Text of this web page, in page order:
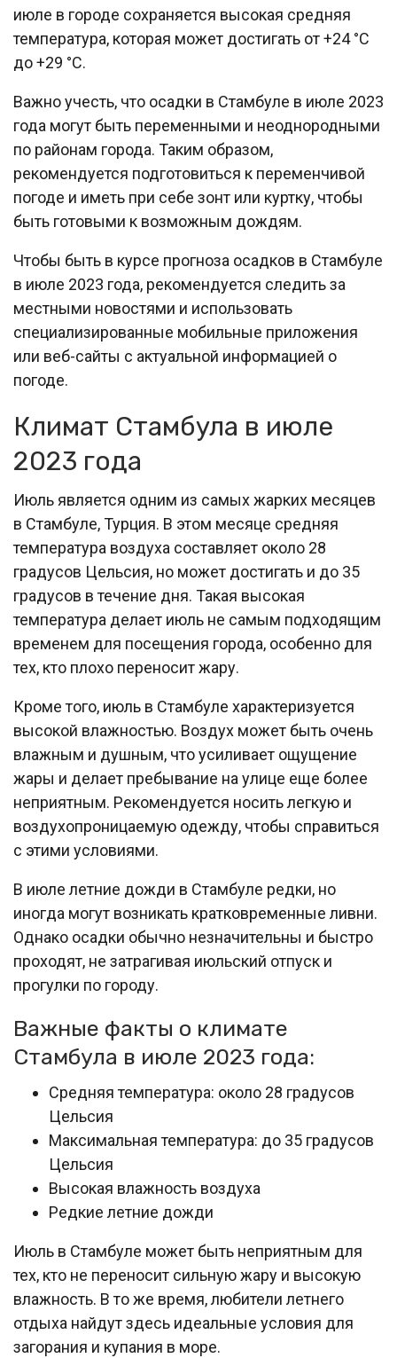
июле в городе сохраняется высокая средняя
температура, которая может достигать от +24 °C
до +29 °C.
Важно учесть, что осадки в Стамбуле в июле 2023
года могут быть переменными и неоднородными
по районам города. Таким образом,
рекомендуется подготовиться к переменчивой
погоде и иметь при себе зонт или куртку, чтобы
быть готовыми к возможным дождям.
Чтобы быть в курсе прогноза осадков в Стамбуле
в июле 2023 года, рекомендуется следить за
местными новостями и использовать
специализированные мобильные приложения
или веб-сайты с актуальной информацией о
погоде.
Климат Стамбула в июле
2023 года
Июль является одним из самых жарких месяцев
в Стамбуле, Турция. В этом месяце средняя
температура воздуха составляет около 28
градусов Цельсия, но может достигать и до 35
градусов в течение дня. Такая высокая
температура делает июль не самым подходящим
временем для посещения города, особенно для
тех, кто плохо переносит жару.
Кроме того, июль в Стамбуле характеризуется
высокой влажностью. Воздух может быть очень
влажным и душным, что усиливает ощущение
жары и делает пребывание на улице еще более
неприятным. Рекомендуется носить легкую и
воздухопроницаемую одежду, чтобы справиться
с этими условиями.
В июле летние дожди в Стамбуле редки, но
иногда могут возникать кратковременные ливни.
Однако осадки обычно незначительны и быстро
проходят, не затрагивая июльский отпуск и
прогулки по городу.
Важные факты о климате
Стамбула в июле 2023 года:
Средняя температура: около 28 градусов
Цельсия
Максимальная температура: до 35 градусов
Цельсия
Высокая влажность воздуха
Редкие летние дожди
Июль в Стамбуле может быть неприятным для
тех, кто не переносит сильную жару и высокую
влажность. В то же время, любители летнего
отдыха найдут здесь идеальные условия для
загорания и купания в море.